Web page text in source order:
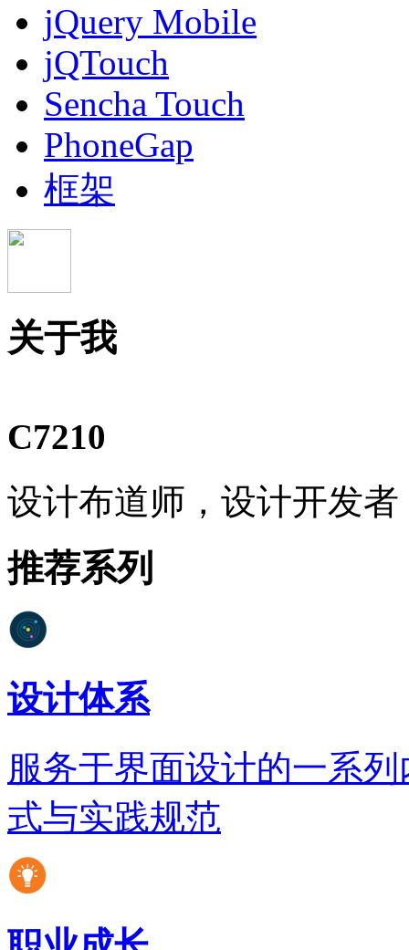
jQuery Mobile
jQTouch
Sencha Touch
PhoneGap
框架
关于我
C7210
设计布道师，设计开发
推荐系列
设计体系
服务于界面设计的一系
式与实践规范